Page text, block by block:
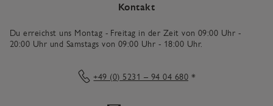
Kontakt
Du erreichst uns Montag - Freitag in der Zeit von 09:00 Uhr -
20:00 Uhr und Samstags von 09:00 Uhr - 18:00 Uhr.
+49 (0) 5231 – 94 04 680 *